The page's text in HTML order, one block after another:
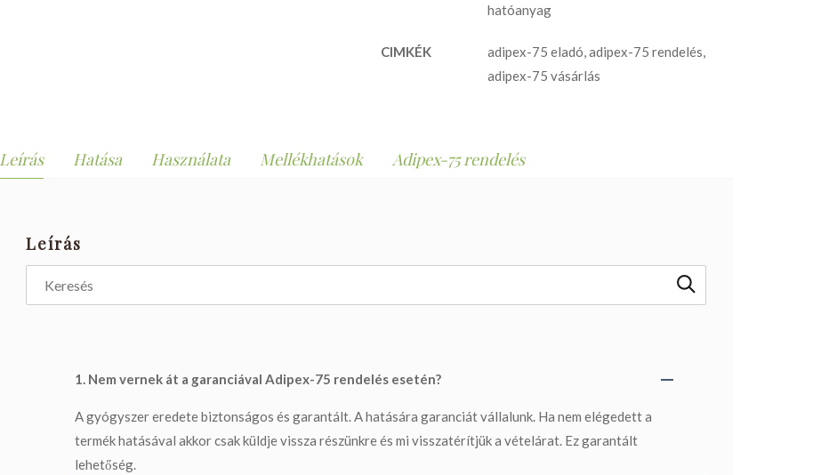
hatóanyag
CIMKÉK adipex-75 eladó adipex-75 rendelés
adipex-75 vásárlás
Leírás Hatása Használata Mellékhatások Adipex-75 rendelés
Leírás
1. Nem vernek át a garanciával Adipex-75 rendelés esetén?
A gyógyszer eredete biztonságos és garantált. A hatására garanciát vállalunk. Ha nem elégedett a
termék hatásával akkor csak küldje vissza részünkre és mi visszatérítjük a vételárat. Ez garantált
lehetőség.